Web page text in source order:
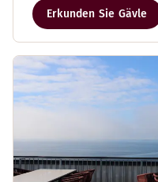
Erkunden Sie Gävle